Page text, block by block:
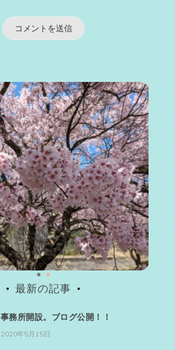
最新の記事
事務所開設。ブログ公開！！
2020年5月15日